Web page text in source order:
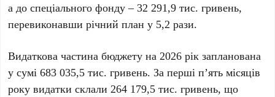
а до спеціального фонду –32 291,9 тис. гривень,
перевиконавши річний план у 5,2 рази.
Видаткова частина бюджету на 2026 рік запланована
у сумі683 035,5 тис. гривень. За перші п’ять місяців
року видатки склали264 179,5 тис. гривень, що